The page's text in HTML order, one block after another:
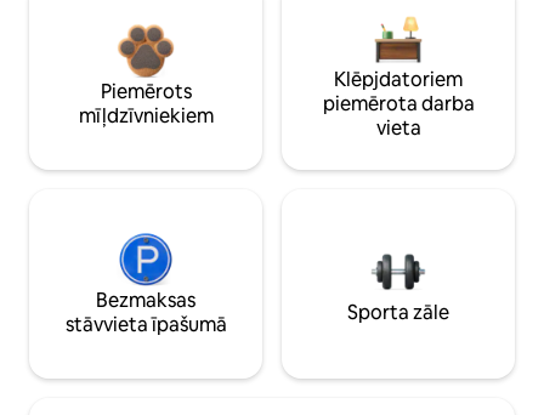
Piemērots
mīļdzīvniekiem
Klēpjdatoriem
piemērota darba
vieta
Bezmaksas
stāvvieta īpašumā
Sporta zāle